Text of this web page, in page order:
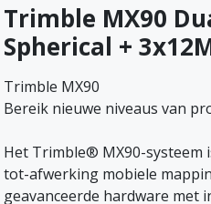
Trimble MX90
Spherical +
Trimble MX90
Bereik nieuwe niveaus van
Het Trimble® MX90-systeem
tot-afwerking mobiele
geavanceerde hardware met